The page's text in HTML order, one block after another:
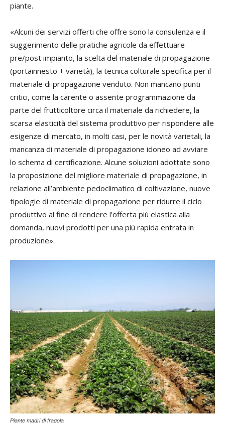
piante.
«Alcuni dei servizi offerti che offre sono la consulenza e il
suggerimento delle pratiche agricole da effettuare
pre/post impianto, la scelta del materiale di propagazione
(portainnesto + varietà), la tecnica colturale specifica per il
materiale di propagazione venduto. Non mancano punti
critici, come la carente o assente programmazione da
parte del frutticoltore circa il materiale da richiedere, la
scarsa elasticità del sistema produttivo per rispondere alle
esigenze di mercato, in molti casi, per le novità varietali, la
mancanza di materiale di propagazione idoneo ad avviare
lo schema di certificazione. Alcune soluzioni adottate sono
la proposizione del migliore materiale di propagazione, in
relazione all’ambiente pedoclimatico di coltivazione, nuove
tipologie di materiale di propagazione per ridurre il ciclo
produttivo al fine di rendere l’offerta più elastica alla
domanda, nuovi prodotti per una più rapida entrata in
produzione».
Piante madri di fragola